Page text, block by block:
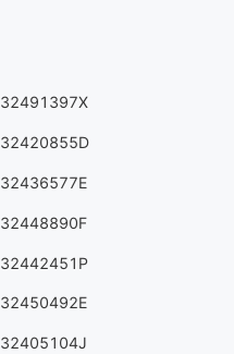
32491397X
32420855D
32436577E
32448890F
32442451P
32450492E
32405104J